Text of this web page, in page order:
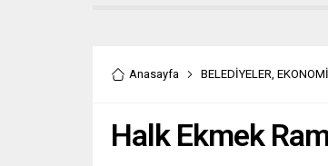
Anasayfa BELEDİYELER EKONOMİ
Halk Ekmek